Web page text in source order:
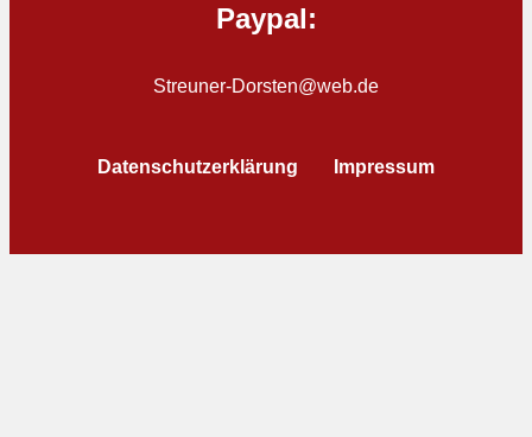
Paypal:
Streuner-Dorsten@web.de
Datenschutzerklärung Impressum